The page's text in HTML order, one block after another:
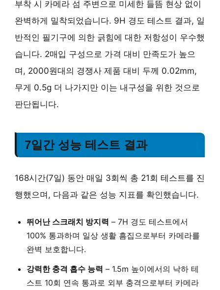
부착 시 카메라 섬 주변으로 미세한 들뜸 현상 없이
완벽하게 밀착되었습니다. 9H 경도 테스트 결과, 일
반적인 필기구에 의한 긁힘에 대한 저항성이 우수했
습니다. 2매입 구성으로 가격 대비 만족도가 높으
며, 2000원대의 경쟁사 제품 대비 두께 0.02mm,
무게 0.5g 더 나가지만 이는 내구성을 위한 것으로
판단됩니다.
7일간 성능 테스트 결과
168시간(7일) 동안 매일 3회씩 총 21회 테스트를 진
행했으며, 다음과 같은 성능 지표를 확인했습니다.
뛰어난 스크래치 방지력 – 7H 경도 테스트에서
100% 통과하며 일상 생활 흠집으로부터 카메라를
완벽 보호합니다.
강력한 충격 흡수 능력 – 1.5m 높이에서의 낙하 테
스트 10회 연속 통과로 외부 충격으로부터 카메라